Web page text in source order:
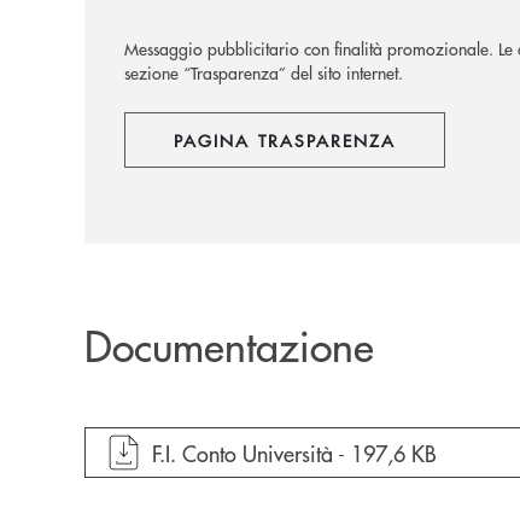
Messaggio pubblicitario con finalità promozionale.
sezione “Trasparenza” del sito internet.
PAGINA TRASPARENZA
Documentazione
apre documento in una nuova finestra
F.I. Conto Università - 197,6 KB